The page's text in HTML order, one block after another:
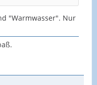
"Warmwasser". Nur